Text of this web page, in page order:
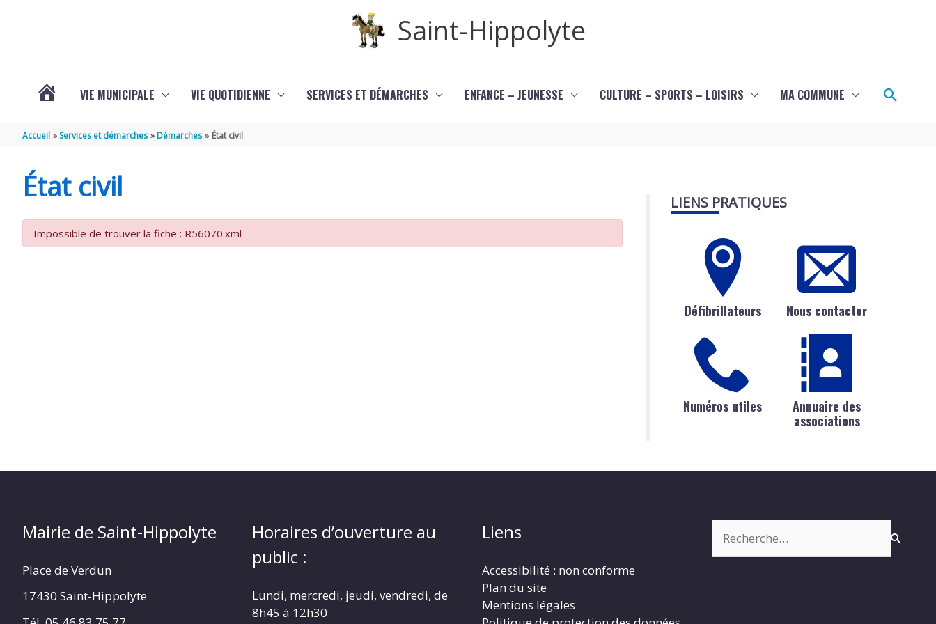
Saint-Hippolyte
SAINT-
VIE MUNICIPALE VIE QUOTIDIENNE SERVICES ET DÉMARCHES ENFANCE – JEUNESSE CULTURE – SPORTS – LOISIRS MA COMMUNE
Accueil Services et démarches Démarches État civil
État civil
Impossible de trouver la fiche : R56070.xml
LIENS PRATIQUES
Défibrillateurs Nous contacter
Numéros utiles
Annuaire des
associations
Mairie de Saint-Hippolyte
Place de Verdun
17430 Saint-Hippolyte
Horaires d’ouverture au
public :
Lundi, mercredi, jeudi, vendredi, de
8h45 à 12h30
Liens
Accessibilité : non conforme
Plan du site
Mentions légales